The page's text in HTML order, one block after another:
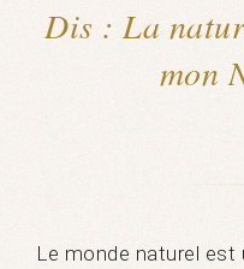
Dis : La
mon
Le monde naturel